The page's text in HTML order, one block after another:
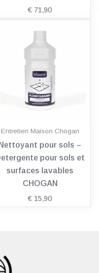
€ 71,90
Entretien Maison Chogan
Nettoyant pour sols –
pour sols et
surfaces lavables
CHOGAN
€ 15,90